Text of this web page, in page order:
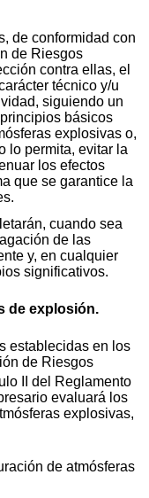
de conformidad con
de Riesgos
contra ellas, el
técnico y/u
siguiendo un
básicos
explosivas o,
lo permita, evitar la
los efectos
que se garantice la
cuando sea
de las
y, en cualquier
significativos.
de explosión.
establecidas en los
de Riesgos
II del Reglamento
evaluará los
explosivas,
de atmósferas